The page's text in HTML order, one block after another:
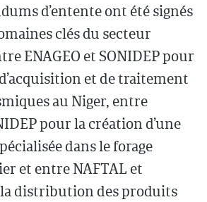
d’entente ont été signés
clés du secteur
ENAGEO et SONIDEP pour
et de traitement
au Niger, entre
pour la création d’une
dans le forage
et entre NAFTAL et
la distribution des produits